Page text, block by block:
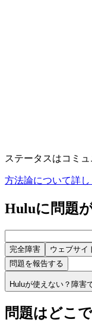
ステータスはコミ
方法論について詳し
Huluに問題
完全障害 ウェブサイ
問題を報告する
Huluが使えない？障害
問題はどこ